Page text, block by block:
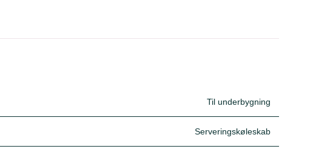
Til underbygning
Serveringskøleskab